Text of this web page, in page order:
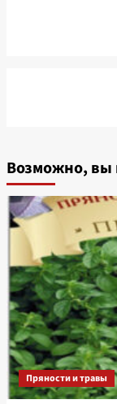
Возможно, вы
Пряности и травы